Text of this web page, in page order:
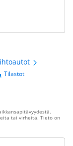
Tilastot
tai virheitä. Tieto on